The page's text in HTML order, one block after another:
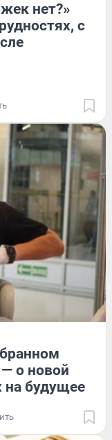
нет?»
с
о новой
на будущее